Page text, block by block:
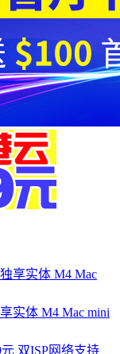
实体 M4 Mac mini